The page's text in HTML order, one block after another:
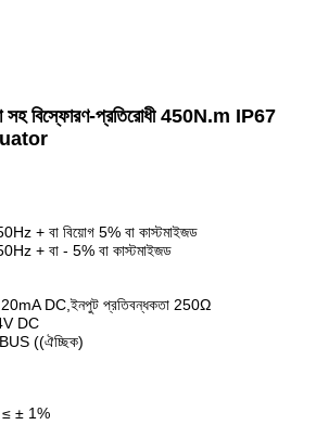
সহ বিস্ফোরণ-প্রতিরোধী 450N.m IP67
+ বা বিয়োগ 5% বা কাস্টমাইজড
+ বা - 5% বা কাস্টমাইজড
20mA DC,ইনপুট প্রতিবন্ধকতা 250Ω
DC
((ঐচ্ছিক)
≤ ± 1%